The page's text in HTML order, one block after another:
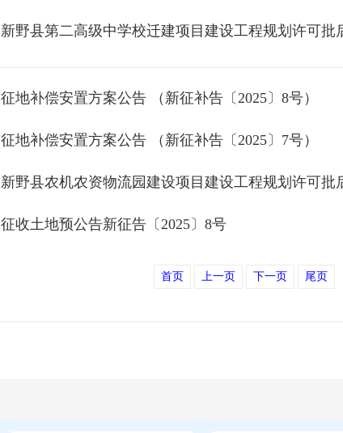
新野县第二高级中学校迁建项目建设工程规划许可批
征地补偿安置方案公告 （新征补告〔2025〕8号）
征地补偿安置方案公告 （新征补告〔2025〕7号）
新野县农机农资物流园建设项目建设工程规划许可批
征收土地预公告新征告〔2025〕8号
首页 上一页 下一页 尾页